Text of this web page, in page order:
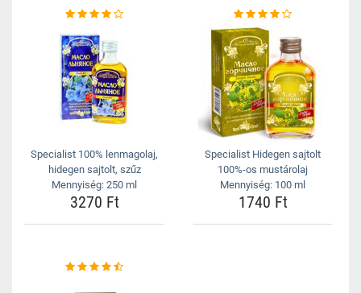
Specialist 100% lenmagolaj,
hidegen sajtolt, szűz
Mennyiség: 250 ml
3270 Ft
Specialist Hidegen sajtolt
100%-os mustárolaj
Mennyiség: 100 ml
1740 Ft